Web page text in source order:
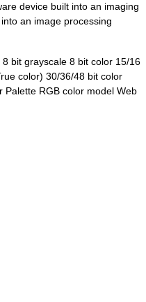
device built into an imaging
an image processing
bit grayscale 8 bit color 15/16
color) 30/36/48 bit color
RGB color model Web